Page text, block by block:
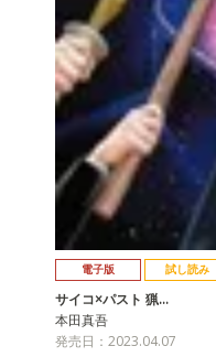
電子版 試し読み
サイコ×パスト 猟…
本田真吾
発売日：2023.04.07